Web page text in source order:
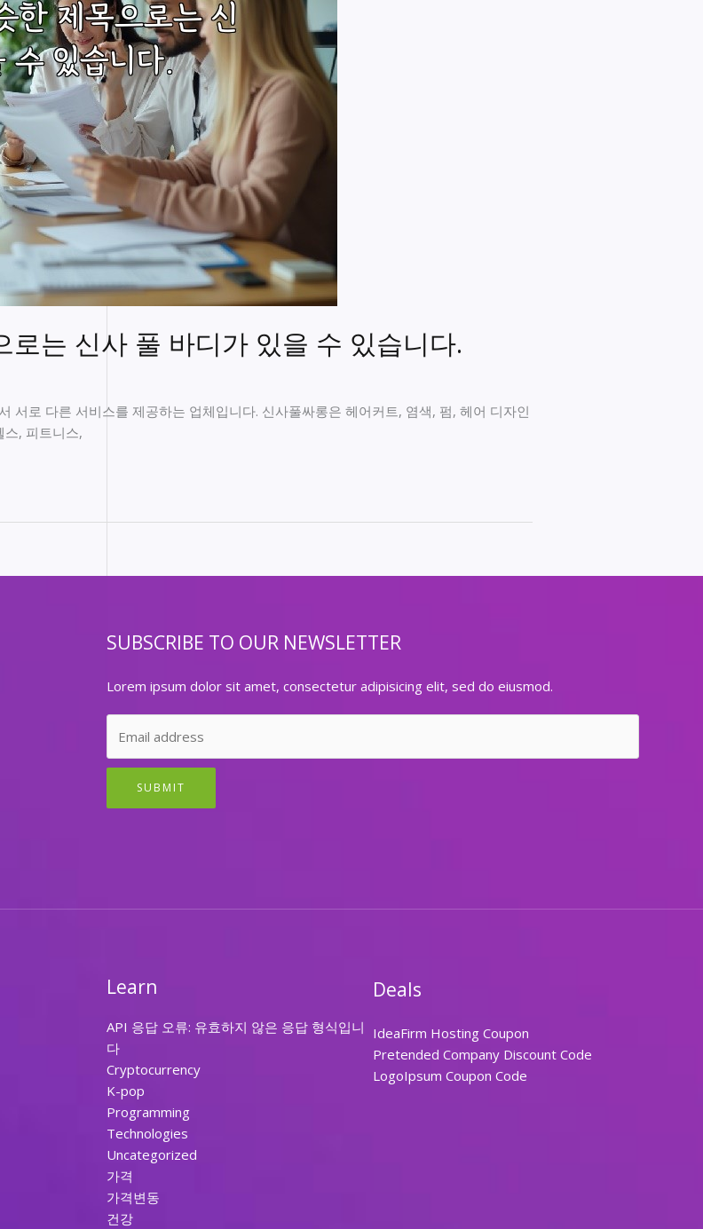
는 신사 풀 바디가 있을 수 있습니다.
서로 다른 서비스를 제공하는 업체입니다. 신사풀싸롱은 헤어커트, 염색, 펌, 헤어 디자인
스, 피트니스,
SUBSCRIBE TO OUR NEWSLETTER
Lorem ipsum dolor sit amet, consectetur adipisicing elit, sed do eiusmod.
SUBMIT
Learn
API 응답 오류: 유효하지 않은 응답 형식입니
다
Cryptocurrency
K-pop
Programming
Technologies
Uncategorized
가격
가격변동
건강
Deals
IdeaFirm Hosting Coupon
Pretended Company Discount Code
LogoIpsum Coupon Code